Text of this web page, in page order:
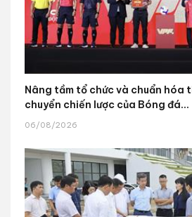
Nâng tầm tổ chức và chuẩn hóa
chuyển chiến lược của Bóng đá...
06/08/2026